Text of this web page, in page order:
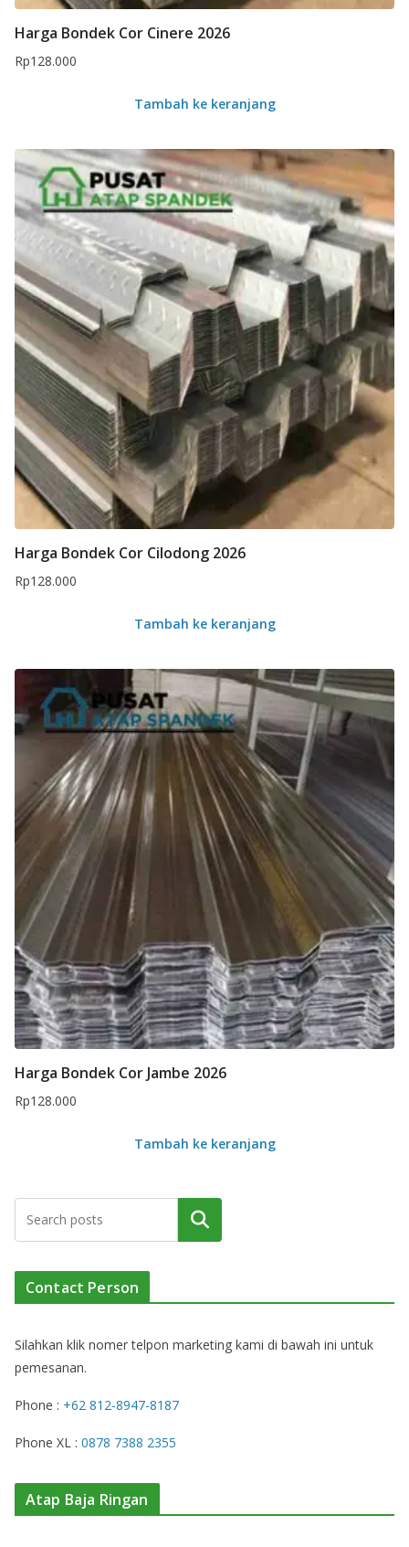
Harga Bondek Cor Cinere 2026
Rp128.000
Tambah ke keranjang
Harga Bondek Cor Cilodong 2026
Rp128.000
Tambah ke keranjang
Harga Bondek Cor Jambe 2026
Rp128.000
Tambah ke keranjang
Cari
Contact Person
Silahkan klik nomer telpon marketing kami di bawah ini untuk
pemesanan.
Phone : +62 812-8947-8187
Phone XL : 0878 7388 2355
Atap Baja Ringan